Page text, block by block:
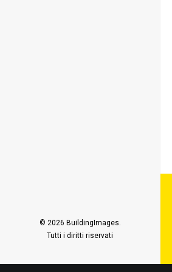
© 2026 BuildingImages.
Tutti i diritti riservati